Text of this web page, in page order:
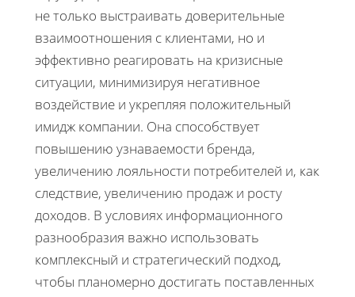
не только выстраивать доверительные
взаимоотношения с клиентами, но и
эффективно реагировать на кризисные
ситуации, минимизируя негативное
воздействие и укрепляя положительный
имидж компании. Она способствует
повышению узнаваемости бренда,
увеличению лояльности потребителей и, как
следствие, увеличению продаж и росту
доходов. В условиях информационного
разнообразия важно использовать
комплексный и стратегический подход,
чтобы планомерно достигать поставленных